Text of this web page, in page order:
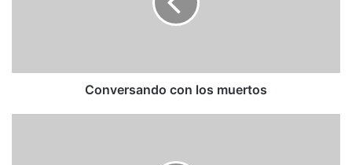
Conversando con los muertos